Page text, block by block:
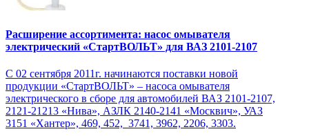
Расширение ассортимента: насос омывателя
электрический «СтартВОЛЬТ» для ВАЗ 2101-2107
С 02 сентября 2011г. начинаются поставки новой
продукции «СтартВОЛЬТ» – насоса омывателя
электрического в сборе для автомобилей ВАЗ 2101-2107,
2121-21213 «Нива», АЗЛК 2140-2141 «Москвич», УАЗ
3151 «Хантер», 469, 452, 3741, 3962, 2206, 3303.